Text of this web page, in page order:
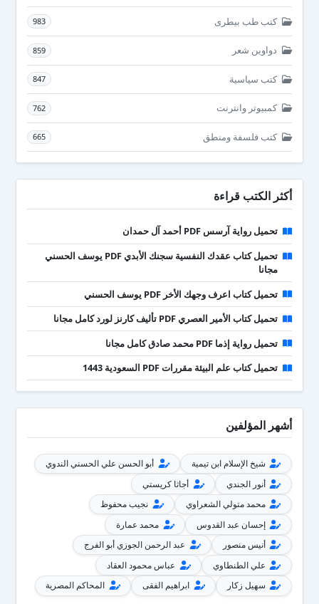
كتب طب بيطرى 983
دواوين شعر 859
كتب سياسية 847
كمبيوتر وانترنت 762
كتب فلسفة ومنطق 665
أكثر الكتب قراءة
تحميل رواية آرسس PDF أحمد آل حمدان
تحميل كتاب عقدك النفسية سجنك الأبدي PDF يوسف الحسني
مجانا
تحميل كتاب اعرف وجهك الأخر PDF يوسف الحسني
تحميل كتاب الأمير العصري PDF تأليف كارنز لورد كامل مجانا
تحميل رواية إذما PDF محمد صادق كامل مجانا
تحميل كتاب علم البيئة مقررات PDF السعودية 1443
أشهر المؤلفين
شيخ الإسلام ابن تيمية
أبو الحسن علي الحسني الندوي
أنور الجندي
أجاثا كريستي
محمد متولي الشعراوي
نجيب محفوظ
إحسان عبد القدوس
محمد عمارة
أنيس منصور
عبد الرحمن الجوزي أبو الفرج
علي الطنطاوي
عباس محمود العقاد
سهيل زكار
ابراهيم الفقى المحاكم المصرية